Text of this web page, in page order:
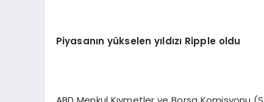
Piyasanın yükselen yıldızı Ripple oldu